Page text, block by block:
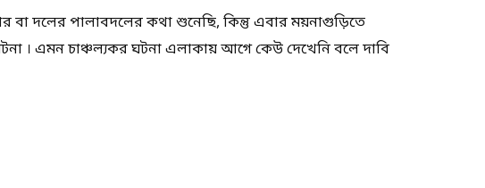
দলের পালাবদলের কথা শুনেছি, কিন্তু এবার ময়নাগুড়িতে
। এমন চাঞ্চল্যকর ঘটনা এলাকায় আগে কেউ দেখেনি বলে দাবি